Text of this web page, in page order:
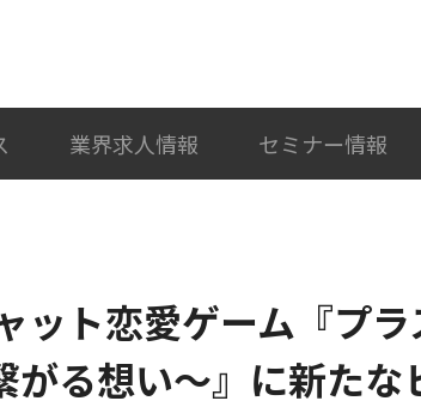
業界求人情報 セミナー情報
ット恋愛ゲーム『プラ
がる想い～』に新たな